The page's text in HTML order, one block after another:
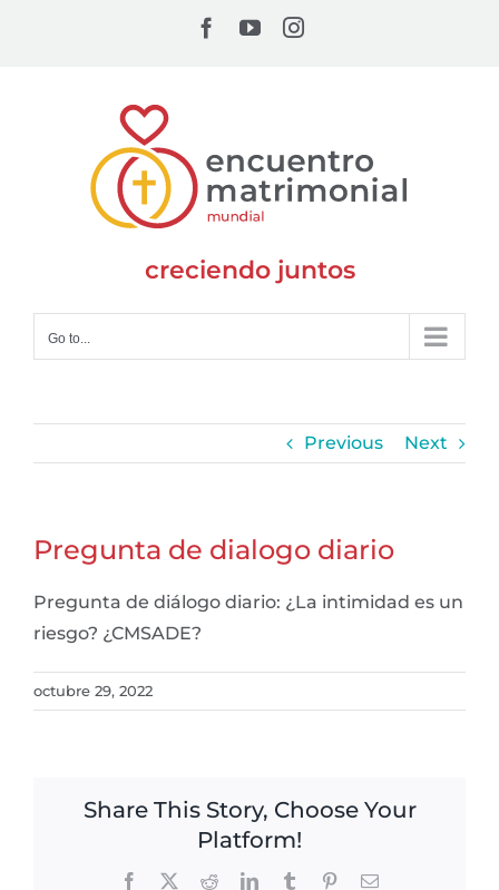
Facebook
YouTubeInstagram
creciendo juntos
Go to...
Previous Next
Pregunta de dialogo diario
Pregunta de diálogo diario: ¿La intimidad es un
riesgo? ¿CMSADE?
octubre 29, 2022
Share This Story, Choose Your
Platform!
Facebook RedditLinkedInTumblr PinterestEmail